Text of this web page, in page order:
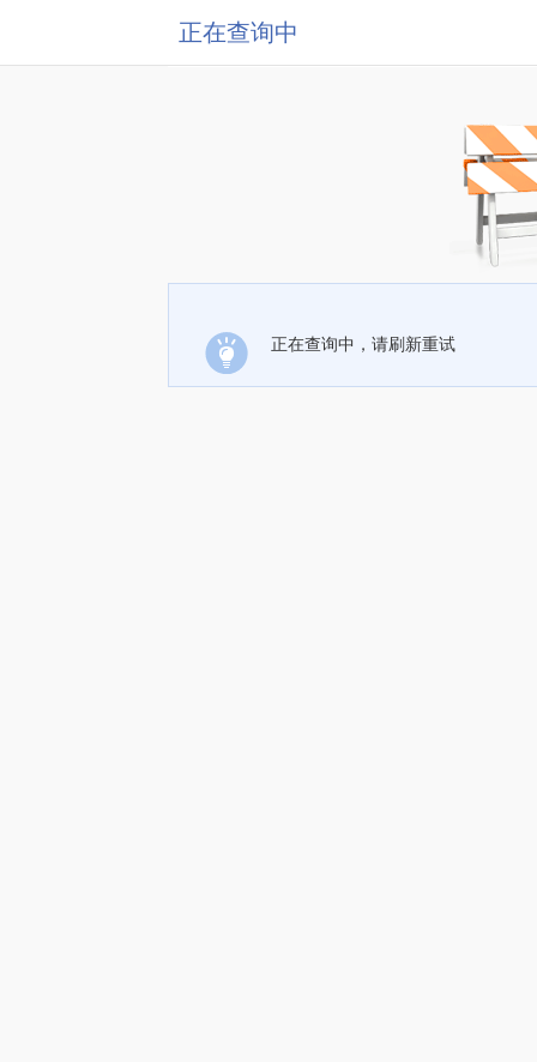
正在查询中
正在查询中，请刷新重试